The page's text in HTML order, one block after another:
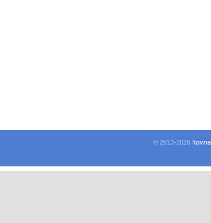
© 2013-2026